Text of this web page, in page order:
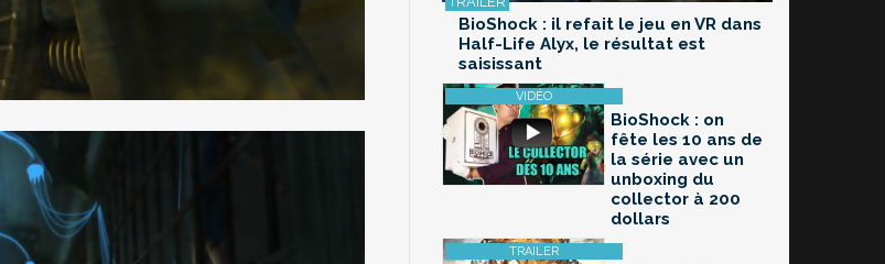
BioShock : il refait le jeu en VR dans
Half-Life Alyx, le résultat est
saisissant
BioShock : on
fête les 10 ans de
la série avec un
unboxing du
collector à 200
dollars